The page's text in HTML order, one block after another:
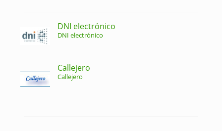
DNI electrónico
DNI electrónico
Callejero
Callejero